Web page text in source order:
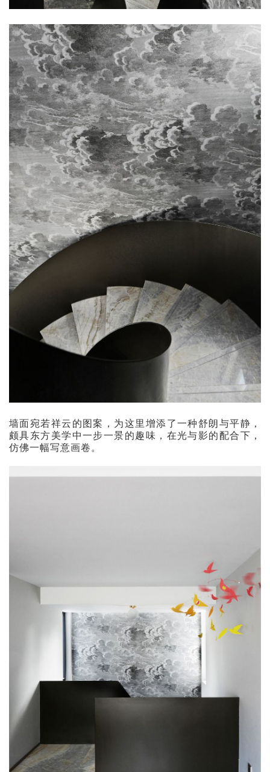
墙面宛若祥云的图案，为这里增添了一种舒朗与平静，
颇具东方美学中一步一景的趣味，在光与影的配合下，
仿佛一幅写意画卷。